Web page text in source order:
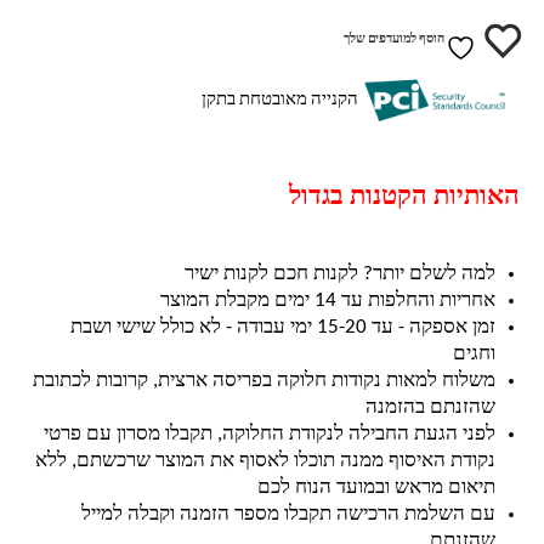
הוסף למועדפים שלך
הקנייה מאובטחת בתקן
האותיות הקטנות בגדול
למה לשלם יותר? לקנות חכם לקנות ישיר
אחריות והחלפות עד 14 ימים מקבלת המוצר
זמן אספקה - עד 15-20 ימי עבודה - לא כולל שישי ושבת
וחגים
משלוח למאות נקודות חלוקה בפריסה ארצית, קרובות לכתובת
שהזנתם בהזמנה
לפני הגעת החבילה לנקודת החלוקה, תקבלו מסרון עם פרטי
נקודת האיסוף ממנה תוכלו לאסוף את המוצר שרכשתם, ללא
תיאום מראש ובמועד הנוח לכם
עם השלמת הרכישה תקבלו מספר הזמנה וקבלה למייל